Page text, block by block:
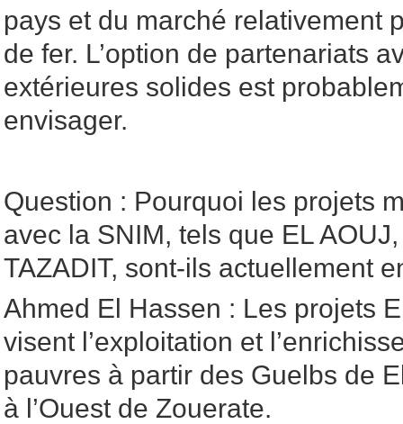
pays et du marché relativement
de fer. L’option de partenariats
extérieures solides est
envisager.
Question : Pourquoi les projets
avec la SNIM, tels que EL
TAZADIT, sont-ils actuellement
Ahmed El Hassen : Les projets
visent l’exploitation et
pauvres à partir des Guelbs de
à l’Ouest de Zouerate.